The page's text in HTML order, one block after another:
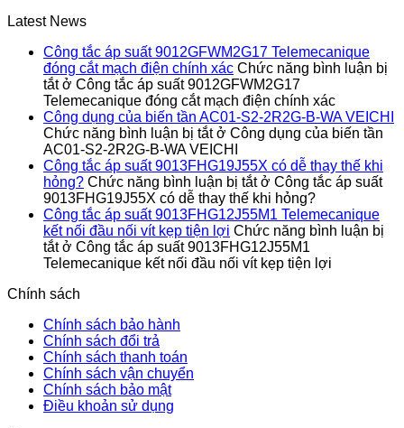
Latest News
Công tắc áp suất 9012GFWM2G17 Telemecanique
đóng cắt mạch điện chính xác Chức năng bình luận bị
tắtở Công tắc áp suất 9012GFWM2G17
Telemecanique đóng cắt mạch điện chính xác
Công dụng của biến tần AC01-S2-2R2G-B-WA VEICHI
Chức năng bình luận bị tắtở Công dụng của biến tần
AC01-S2-2R2G-B-WA VEICHI
Công tắc áp suất 9013FHG19J55X có dễ thay thế khi
hỏng? Chức năng bình luận bị tắtở Công tắc áp suất
9013FHG19J55X có dễ thay thế khi hỏng?
Công tắc áp suất 9013FHG12J55M1 Telemecanique
kết nối đầu nối vít kẹp tiện lợi Chức năng bình luận bị
tắtở Công tắc áp suất 9013FHG12J55M1
Telemecanique kết nối đầu nối vít kẹp tiện lợi
Chính sách
Chính sách bảo hành
Chính sách đổi trả
Chính sách thanh toán
Chính sách vận chuyển
Chính sách bảo mật
Điều khoản sử dụng